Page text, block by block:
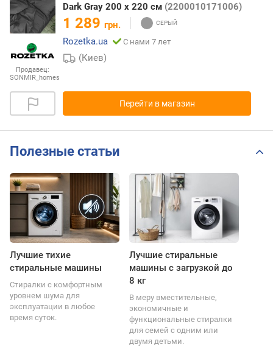
Продавец:
SONMIR_homes
Dark Gray 200 х 220 см (2200010171006)
1 289 грн.
Rozetka.ua
С нами 7 лет
(Киев)
Перейти в магазин
Полезные статьи
Лучшие тихие
стиральные машины
Стиралки с комфортным
уровнем шума для
эксплуатации в любое
время суток.
Лучшие стиральные
машины с загрузкой до
8 кг
В меру вместительные,
экономичные и
функциональные стиралки
для семей с одним или
двумя детьми.